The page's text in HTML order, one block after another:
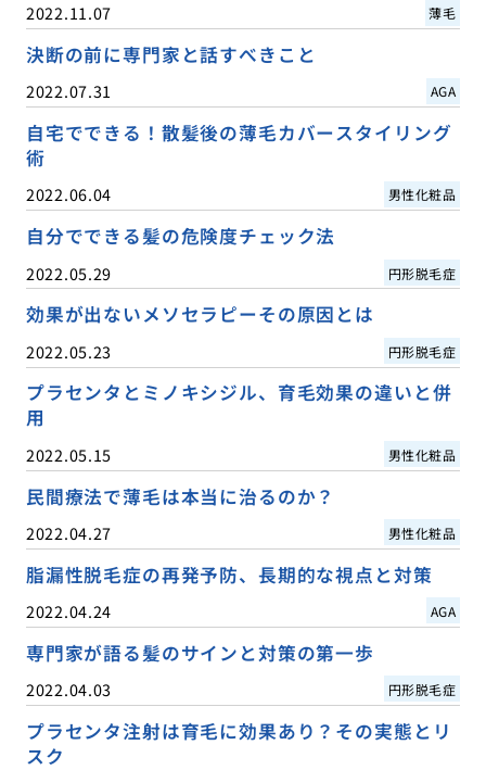
2022.11.07 薄毛
決断の前に専門家と話すべきこと
2022.07.31 AGA
自宅でできる！散髪後の薄毛カバースタイリング
術
2022.06.04 男性化粧品
自分でできる髪の危険度チェック法
2022.05.29 円形脱毛症
効果が出ないメソセラピーその原因とは
2022.05.23 円形脱毛症
プラセンタとミノキシジル、育毛効果の違いと併
用
2022.05.15 男性化粧品
民間療法で薄毛は本当に治るのか？
2022.04.27 男性化粧品
脂漏性脱毛症の再発予防、長期的な視点と対策
2022.04.24 AGA
専門家が語る髪のサインと対策の第一歩
2022.04.03 円形脱毛症
プラセンタ注射は育毛に効果あり？その実態とリ
スク